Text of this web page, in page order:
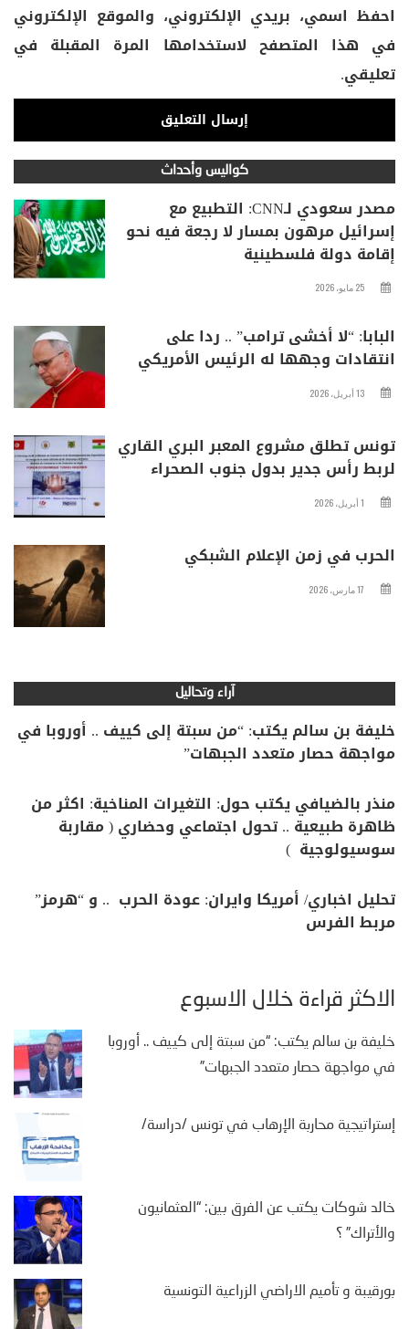
احفظ اسمي، بريدي الإلكتروني، والموقع الإلكتروني
في هذا المتصفح لاستخدامها المرة المقبلة في
تعليقي.
كواليس وأحداث
مصدر سعودي لـCNN: التطبيع مع
إسرائيل مرهون بمسار لا رجعة فيه نحو
إقامة دولة فلسطينية
25 مايو، 2026
البابا: “لا أخشى ترامب” .. ردا على
انتقادات وجهها له الرئيس الأمريكي
13 أبريل، 2026
تونس تطلق مشروع المعبر البري القاري
لربط رأس جدير بدول جنوب الصحراء
1 أبريل، 2026
الحرب في زمن الإعلام الشبكي
17 مارس، 2026
آراء وتحاليل
خليفة بن سالم يكتب: “من سبتة إلى كييف .. أوروبا في
مواجهة حصار متعدد الجبهات”
منذر بالضيافي يكتب حول: التغيرات المناخية: اكثر من
ظاهرة طبيعية .. تحول اجتماعي وحضاري ( مقاربة
سوسيولوجية )
تحليل اخباري/ أمريكا وايران: عودة الحرب .. و “هرمز”
مربط الفرس
الأكثر قراءة خلال الأسبوع
خليفة بن سالم يكتب: “من سبتة إلى كييف .. أوروبا
في مواجهة حصار متعدد الجبهات”
إستراتيجية محاربة الإرهاب في تونس /دراسة/
خالد شوكات يكتب عن الفرق بين: “العثمانيون
والأتراك” ؟
بورقيبة و تأميم الاراضي الزراعية التونسية